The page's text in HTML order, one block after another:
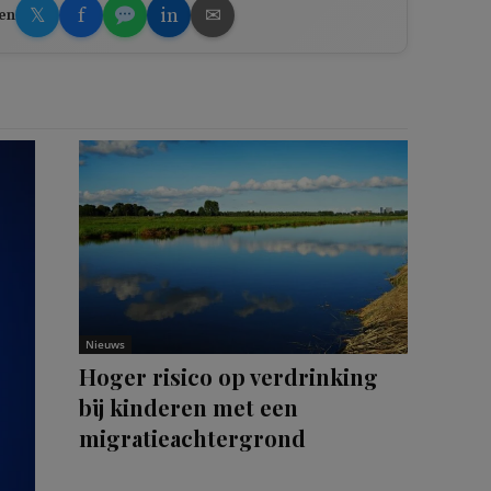
𝕏 f in ✉
Nieuws
Hoger risico op verdrinking
bij kinderen met een
migratieachtergrond